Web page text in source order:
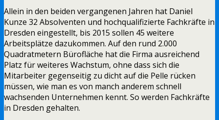
Allein in den beiden vergangenen Jahren hat Daniel
Kunze 32 Absolventen und hochqualifizierte Fachkräfte in
Dresden eingestellt, bis 2015 sollen 45 weitere
Arbeitsplätze dazukommen. Auf den rund 2.000
Quadratmetern Bürofläche hat die Firma ausreichend
Platz für weiteres Wachstum, ohne dass sich die
Mitarbeiter gegenseitig zu dicht auf die Pelle rücken
müssen, wie man es von manch anderem schnell
wachsenden Unternehmen kennt. So werden Fachkräfte
in Dresden gehalten.